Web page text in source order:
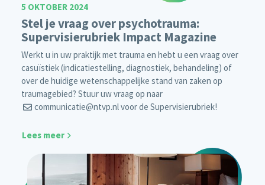
5 OKTOBER 2024
Stel je vraag over psychotrauma:
Supervisierubriek Impact Magazine
Werkt u in uw praktijk met trauma en hebt u een vraag over
casuïstiek (indicatiestelling, diagnostiek, behandeling) of
over de huidige wetenschappelijke stand van zaken op
traumagebied? Stuur uw vraag op naar
communicatie@ntvp.nlvoor de Supervisierubriek!
Lees meer